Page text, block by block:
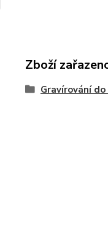
Zboží
Gravírování do